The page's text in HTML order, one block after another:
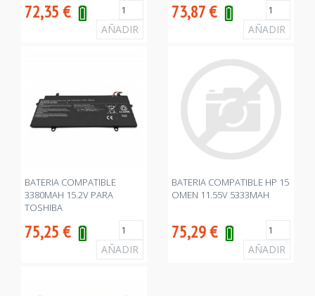
72,35€ 73,87€
BATERIA COMPATIBLE
3380MAH 15.2V PARA
TOSHIBA
75,25€
BATERIA COMPATIBLE HP 15
OMEN 11.55V 5333MAH
75,29€